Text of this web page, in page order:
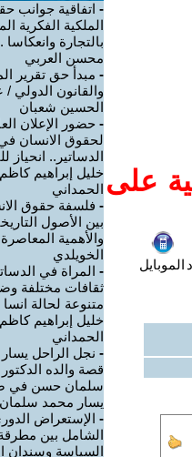
على
الموبايل
- اتفاقية جوانب
الملكية الفكرية
بالتجارة وانعكاسا
محسن العربي
- مبدأ حق تقرير
والقانون الدولي /
الحسين شعبان
- حضور الإعلان
لحقوق الانسان
الدساتير.. انحياز
خليل إبراهيم كاظم
الحمداني
- فلسفة حقوق
بين الأصول
والأهمية
الخويلدي
- المراة في
ثقافات مختلفة
متنوعة لحالة
خليل إبراهيم كاظم
الحمداني
- نجل الراحل
قصة والده
سلمان حسن في
يسار محمد
- الإستعراض
الشامل بين
السياسة وسندان